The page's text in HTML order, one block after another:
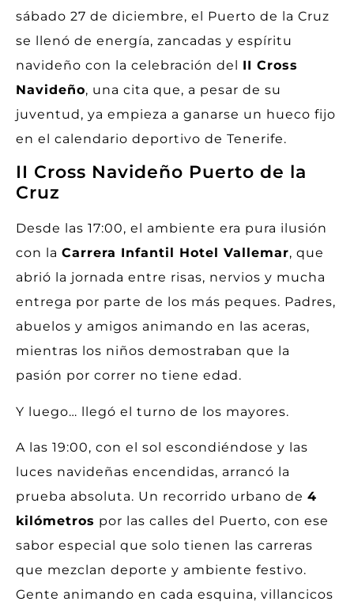
sábado 27 de diciembre, el Puerto de la Cruz
se llenó de energía, zancadas y espíritu
navideño con la celebración del II Cross
Navideño, una cita que, a pesar de su
juventud, ya empieza a ganarse un hueco fijo
en el calendario deportivo de Tenerife.
II Cross Navideño Puerto de la
Cruz
Desde las 17:00, el ambiente era pura ilusión
con la Carrera Infantil Hotel Vallemar, que
abrió la jornada entre risas, nervios y mucha
entrega por parte de los más peques. Padres,
abuelos y amigos animando en las aceras,
mientras los niños demostraban que la
pasión por correr no tiene edad.
Y luego… llegó el turno de los mayores.
A las 19:00, con el sol escondiéndose y las
luces navideñas encendidas, arrancó la
prueba absoluta. Un recorrido urbano de 4
kilómetros por las calles del Puerto, con ese
sabor especial que solo tienen las carreras
que mezclan deporte y ambiente festivo.
Gente animando en cada esquina, villancicos